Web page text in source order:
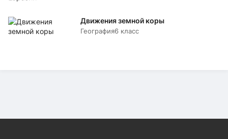
Движения земной коры
География6 класс